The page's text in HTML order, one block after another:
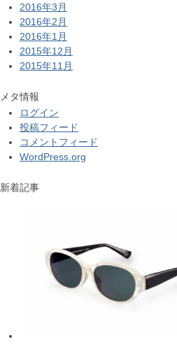
2016年3月
2016年2月
2016年1月
2015年12月
2015年11月
メタ情報
ログイン
投稿フィード
コメントフィード
WordPress.org
新着記事